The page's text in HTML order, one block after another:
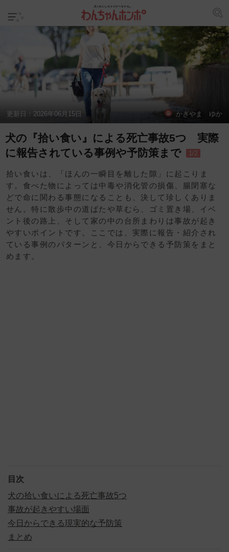
更新日： 2026年06月15日 かぎやま ゆか
犬の『拾い食い』による死亡事故5つ 実際
に報告されている事例や予防策まで
1/2
拾い食いは、「ほんの一瞬目を離した隙」に起こりま
す。食べた物によっては中毒や消化管の損傷、腸閉塞な
どで命に関わる事態になることも、決して珍しくありま
せん。特に散歩中の道ばたや草むら、ゴミ置き場、イベ
ント後の路上、そして家の中の台所まわりは事故が起き
やすいポイントです。ここでは、実際に報告・紹介され
ている事例のパターンと、今日からできる予防策をまと
めます。
目次
犬の拾い食いによる死亡事故5つ
事故が起きやすい場面
今日からできる現実的な予防策
まとめ